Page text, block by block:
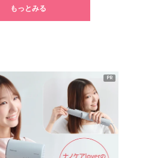
もっとみる
PR